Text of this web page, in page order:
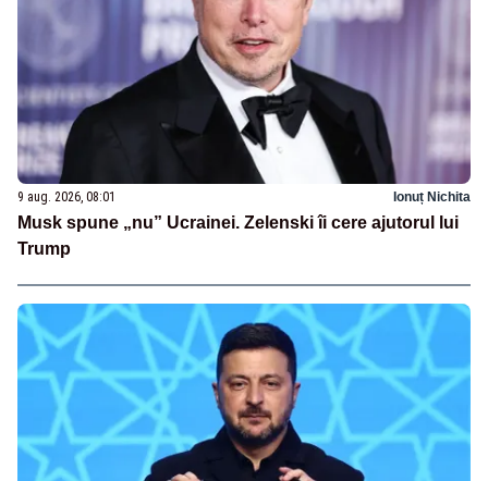
9 aug. 2026, 08:01 Ionuț Nichita
Musk spune „nu” Ucrainei. Zelenski îi cere ajutorul lui
Trump